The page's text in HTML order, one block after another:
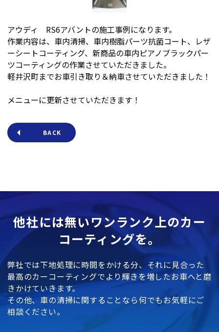
アウディ RS6アバントの施工事例になります。
作業内容は、車内清掃、車内樹脂パーツ抗菌コート、レザ
ーシートコーティング、新商品の車内ピアノブラックパー
ツコーティングの作業させていただきました。
軽井沢町までお車引き取り＆納車させていただきました！
メニューに更新させていただきます！
BACK
他社には無いワンランク上のカー
コーティングを。
弊社では下地処理に時間をかける分、それに見合った
最高のカーコーティングでより輝きを増したお車へと磨
きかけていきます。
その他、車の清掃に関することなら何でもお気軽にご
相談ください。